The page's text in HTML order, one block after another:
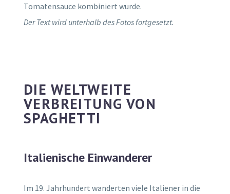
Tomatensauce kombiniert wurde.
Der Text wird unterhalb des Fotos fortgesetzt.
DIE WELTWEITE
VERBREITUNG VON
SPAGHETTI
Italienische Einwanderer
Im 19. Jahrhundert wanderten viele Italiener in die